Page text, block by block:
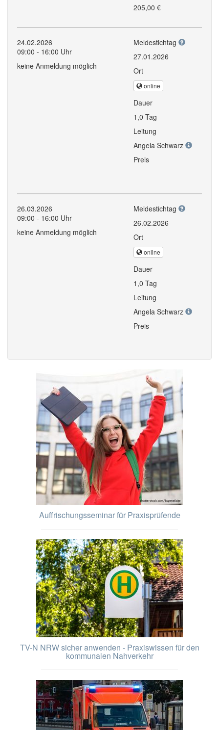
205,00 €
24.02.2026
09:00 - 16:00 Uhr
keine Anmeldung möglich
Meldestichtag
27.01.2026
Ort
online
Dauer
1,0 Tag
Leitung
Angela Schwarz
Preis
26.03.2026
09:00 - 16:00 Uhr
keine Anmeldung möglich
Meldestichtag
26.02.2026
Ort
online
Dauer
1,0 Tag
Leitung
Angela Schwarz
Preis
Auffrischungsseminar für Praxisprüfende
TV-N NRW sicher anwenden - Praxiswissen für den
kommunalen Nahverkehr